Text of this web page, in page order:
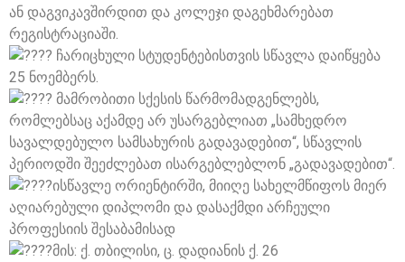
ან დაგვიკავშირდით და კოლეჯი დაგეხმარებათ
რეგისტრაციაში.
ჩარიცხული სტუდენტებისთვის სწავლა დაიწყება
25 ნოემბერს.
მამრობითი სქესის წარმომადგენლებს,
რომლებსაც აქამდე არ უსარგებლიათ „სამხედრო
სავალდებულო სამსახურის გადავადებით“, სწავლის
პერიოდში შეეძლებათ ისარგებლებლონ „გადავადებით“.
ისწავლე ორიენტირში, მიიღე სახელმწიფოს მიერ
აღიარებული დიპლომი და დასაქმდი არჩეული
პროფესიის შესაბამისად
მის: ქ. თბილისი, ც. დადიანის ქ. 26